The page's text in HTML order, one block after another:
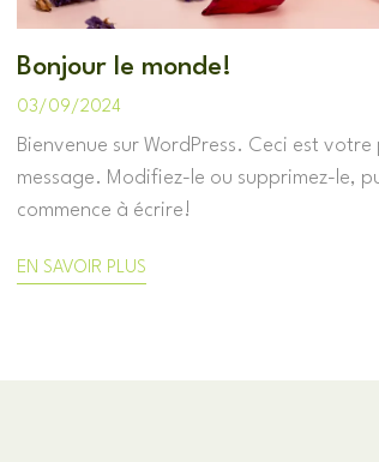
Bonjour le monde!
03/09/2024
Bienvenue sur WordPress. Ceci est votre
message. Modifiez-le ou supprimez-le,
commence à écrire!
EN SAVOIR PLUS